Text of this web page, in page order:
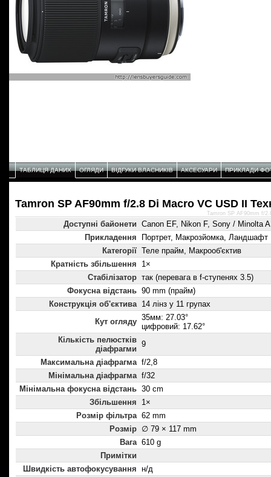
ТАБЛИЦЯ ДАНИХ ОГЛЯДИ ВІДГУКИ ВЛАСНИКІВ АКСЕСУАРИ ПРИКЛАДИ
Tamron SP AF90mm f/2.8 Di Macro VC USD II
Доступні байонети Canon EF, Nikon F, Sony / Minolta A
Прикладення
Портрет, Макрозйомка, Ландшафт
Категорії Теле прайм, Макрооб'єктив
Кратність збільшення
1×
Стабілізатор так (перевага в f-ступенях 3.5)
Фокусна відстань 90 mm (прайм)
Конструкція об'єктива 14 лінз у 11 групах
Кут огляду 35мм: 27.03°
цифровий: 17.62°
Кількість пелюстків
діафрагми
9
Максимальна діафрагма f/2,8
Мінімальна діафрагма f/32
Мінімальна фокусна відстань 30 cm
Збільшення
1×
Розмір фільтра 62 mm
Розмір ∅ 79 × 117 mm
Вага 610 g
Примітки
Швидкість автофокусування н/д
Tamron SP AF90mm f/